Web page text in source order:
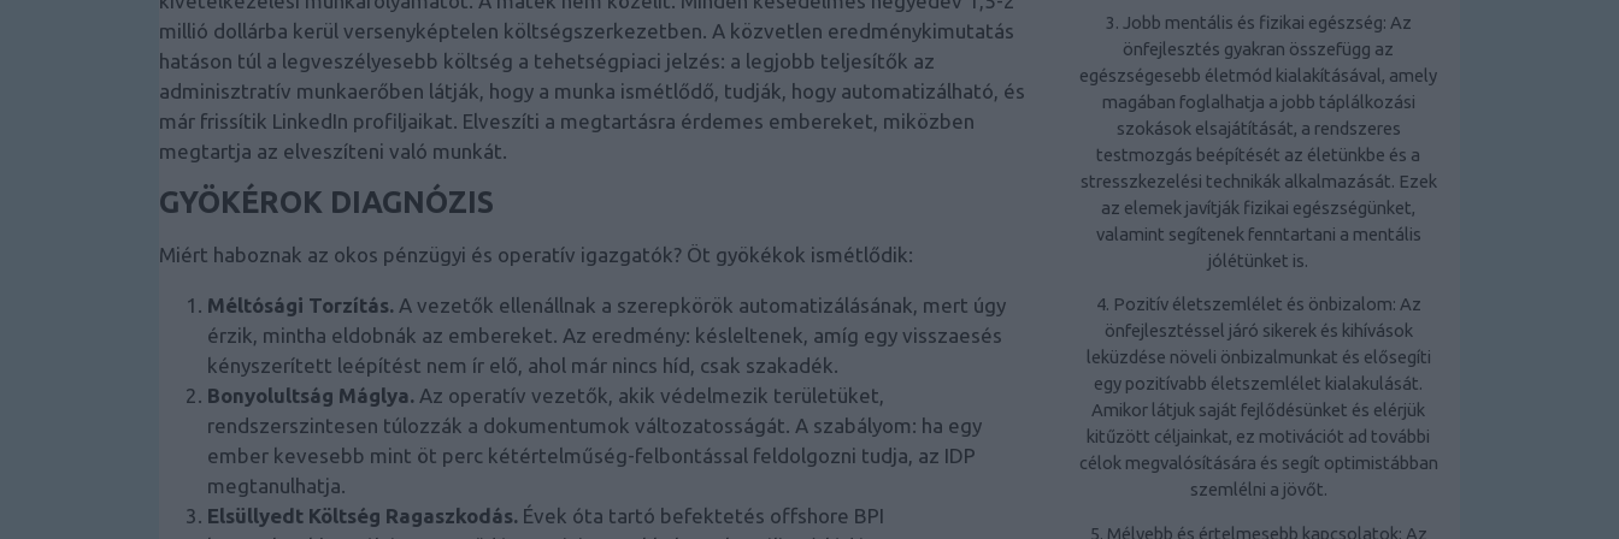
millió dollárba kerül versenyképtelen költségszerkezetben. A közvetlen eredménykimutatás
hatáson túl a legveszélyesebb költség a tehetségpiaci jelzés: a legjobb teljesítők az
adminisztratív munkaerőben látják, hogy a munka ismétlődő, tudják, hogy automatizálható, és
már frissítik LinkedIn profiljaikat. Elveszíti a megtartásra érdemes embereket, miközben
megtartja az elveszíteni való munkát.
GYÖKÉROK DIAGNÓZIS
Miért haboznak az okos pénzügyi és operatív igazgatók? Öt gyökékok ismétlődik:
Méltósági Torzítás. A vezetők ellenállnak a szerepkörök automatizálásának, mert úgy
érzik, mintha eldobnák az embereket. Az eredmény: késleltenek, amíg egy visszaesés
kényszerített leépítést nem ír elő, ahol már nincs híd, csak szakadék.
Bonyolultság Máglya. Az operatív vezetők, akik védelmezik területüket,
rendszerszintesen túlozzák a dokumentumok változatosságát. A szabályom: ha egy
ember kevesebb mint öt perc kétértelműség-felbontással feldolgozni tudja, az IDP
megtanulhatja.
Elsüllyedt Költség Ragaszkodás. Évek óta tartó befektetés offshore BPI
3. Jobb mentális és fizikai egészség: Az
önfejlesztés gyakran összefügg az
egészségesebb életmód kialakításával, amely
magában foglalhatja a jobb táplálkozási
szokások elsajátítását, a rendszeres
testmozgás beépítését az életünkbe és a
stresszkezelési technikák alkalmazását. Ezek
az elemek javítják fizikai egészségünket,
valamint segítenek fenntartani a mentális
jólétünket is.
4. Pozitív életszemlélet és önbizalom: Az
önfejlesztéssel járó sikerek és kihívások
leküzdése növeli önbizalmunkat és elősegíti
egy pozitívabb életszemlélet kialakulását.
Amikor látjuk saját fejlődésünket és elérjük
kitűzött céljainkat, ez motivációt ad további
célok megvalósítására és segít optimistábban
szemlélni a jövőt.
5. Mélyebb és értelmesebb kapcsolatok: Az